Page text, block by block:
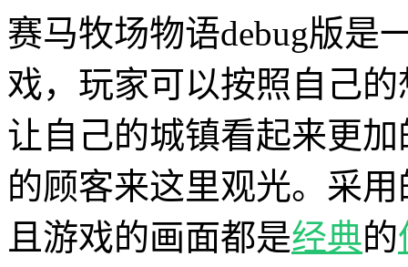
赛马牧场物语debug版是
戏，玩家可以按照自己
让自己的城镇看起来更
的顾客来这里观光。采
且游戏的画面都是经典的